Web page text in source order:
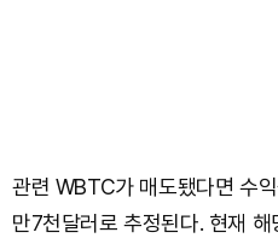
관련 WBTC가 매도됐다면 수
만7천달러로 추정된다. 현재